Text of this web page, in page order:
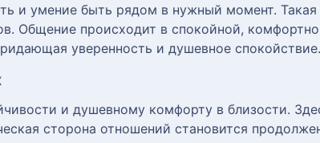
и умение быть рядом в нужный момент.
Общение происходит в спокойной,
уверенность и душевное спокойствие.
и душевному комфорту в близости.
сторона отношений становится